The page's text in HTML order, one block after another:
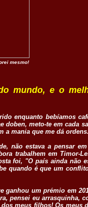
mesmo!
mundo, e o
enquanto bebíamos
meto-te em cada
a mania que me dá
não estava a pensar
trabalhem em Timor-
foi, "O país ainda não
quando é que um
ganhou um prémio em
pensei eu arrasquinha,
meus filhos! Os meus